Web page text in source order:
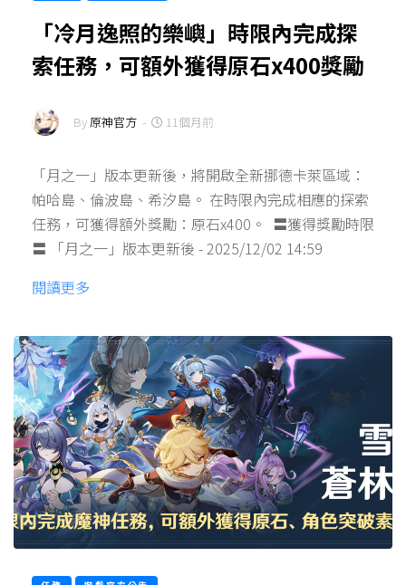
「冷月逸照的樂嶼」時限內完成探
索任務，可額外獲得原石x400獎勵
By原神官方 - 11個月前
「月之一」版本更新後，將開啟全新挪德卡萊區域：
帕哈島、倫波島、希汐島。 在時限內完成相應的探索
任務，可獲得額外獎勵：原石x400。 ‍ 〓獲得獎勵時限
〓 「月之一」版本更新後 - 2025/12/02 14:59
閱讀更多